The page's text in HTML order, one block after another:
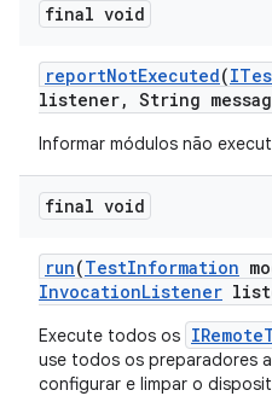
final void
reportNotExecuted(
listener, String
Informar módulos não
final void
run(TestInformation
InvocationListener
Execute todos os
use todos os preparadores
configurar e limpar o